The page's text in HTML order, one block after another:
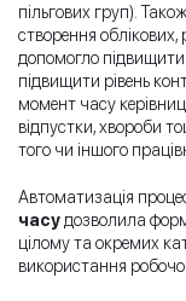
пільгових груп).
створення
допомогло
підвищити рівень
момент часу
відпустки, хвороби
того чи іншого
Автоматизація
часудозволила
цілому та окремих
використання